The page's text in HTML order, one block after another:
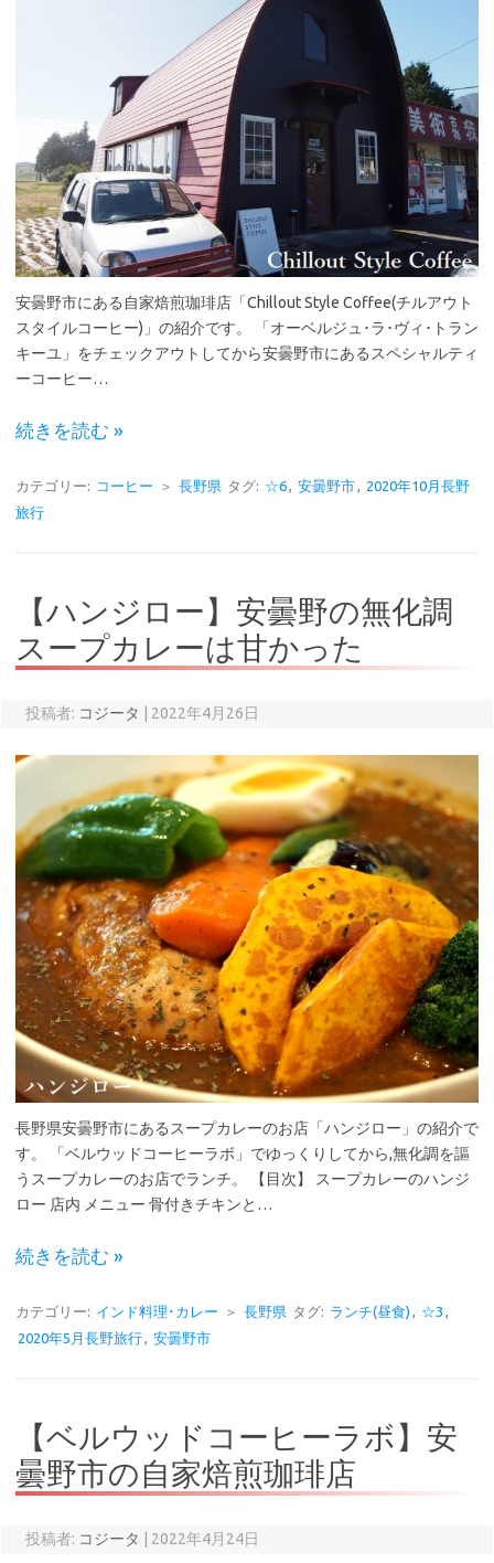
安曇野市にある自家焙煎珈琲店「Chillout Style Coffee(チルアウト
スタイルコーヒー)」の紹介です。 「オーベルジュ･ラ･ヴィ･トラン
キーユ」をチェックアウトしてから安曇野市にあるスペシャルティ
ーコーヒー…
続きを読む »
カテゴリー: コーヒー ＞ 長野県 タグ: ☆6, 安曇野市, 2020年10月長野
旅行
【ハンジロー】安曇野の無化調
スープカレーは甘かった
投稿者: コジータ 2022年4月26日
長野県安曇野市にあるスープカレーのお店「ハンジロー」の紹介で
す。 「ベルウッドコーヒーラボ」でゆっくりしてから,無化調を謳
うスープカレーのお店でランチ。 【目次】 スープカレーのハンジ
ロー 店内 メニュー 骨付きチキンと…
続きを読む »
カテゴリー: インド料理･カレー ＞ 長野県 タグ: ランチ(昼食) , ☆3 ,
2020年5月長野旅行, 安曇野市
【ベルウッドコーヒーラボ】安
曇野市の自家焙煎珈琲店
投稿者: コジータ 2022年4月24日